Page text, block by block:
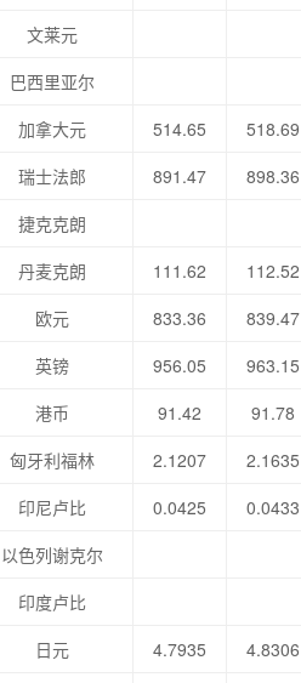
文莱元
巴西里亚尔
加拿大元
514.65 518.69
瑞士法郎
891.47 898.36
捷克克朗
丹麦克朗
111.62 112.52
欧元
833.36 839.47
英镑
956.05 963.15
港币
91.42 91.78
匈牙利福林
2.1207 2.1635
印尼卢比
0.0425 0.0433
以色列谢克尔
印度卢比
日元
4.7935 4.8306